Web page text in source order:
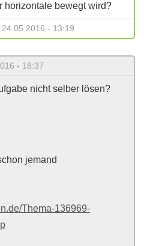
horizontale bewegt wird?
24.05.2016 - 13:19
- 18:37
nicht selber lösen?
jemand
Thema-136969-